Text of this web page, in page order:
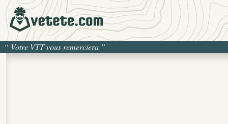
“ Votre VTT vous remerciera ”